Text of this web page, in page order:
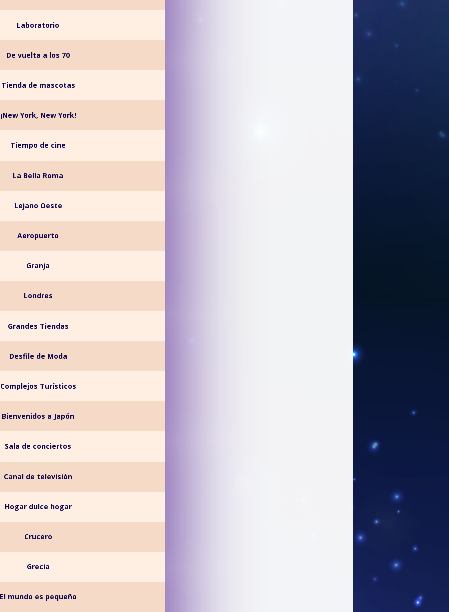
Laboratorio
De vuelta a los 70
Tienda de mascotas
¡New York, New York!
Tiempo de cine
La Bella Roma
Lejano Oeste
Aeropuerto
Granja
Londres
Grandes Tiendas
Desfile de Moda
Complejos Turísticos
Bienvenidos a Japón
Sala de conciertos
Canal de televisión
Hogar dulce hogar
Crucero
Grecia
mundo es pequeño